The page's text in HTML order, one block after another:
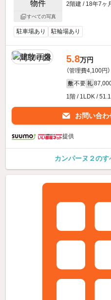
すべての写真
2階建 / 18年7ヶ
駐車場あり 駐輪場あり
5.8万円
（管理費4,100円）
敷 不要 礼
1階 / 1LDK /
お問い合わ
提供
カンパーヌ２の